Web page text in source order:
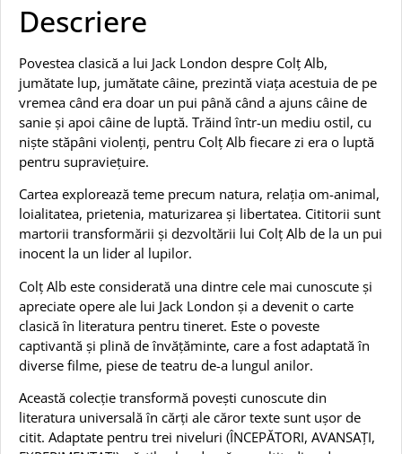
Descriere
Povestea clasică a lui Jack London despre Colț Alb,
jumătate lup, jumătate câine, prezintă viața acestuia de pe
vremea când era doar un pui până când a ajuns câine de
sanie și apoi câine de luptă. Trăind într-un mediu ostil, cu
niște stăpâni violenți, pentru Colț Alb fiecare zi era o luptă
pentru supraviețuire.
Cartea explorează teme precum natura, relația om-animal,
loialitatea, prietenia, maturizarea și libertatea. Cititorii sunt
martorii transformării și dezvoltării lui Colț Alb de la un pui
inocent la un lider al lupilor.
Colț Alb este considerată una dintre cele mai cunoscute și
apreciate opere ale lui Jack London și a devenit o carte
clasică în literatura pentru tineret. Este o poveste
captivantă și plină de învățăminte, care a fost adaptată în
diverse filme, piese de teatru de-a lungul anilor.
Această colecție transformă povești cunoscute din
literatura universală în cărți ale căror texte sunt ușor de
citit. Adaptate pentru trei niveluri (ÎNCEPĂTORI, AVANSAȚI,